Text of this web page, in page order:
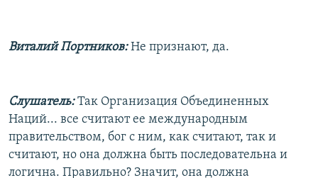
Виталий Портников:Не признают, да.
Слушатель:Так Организация Объединенных
Наций... все считают ее международным
правительством, бог с ним, как считают, так и
считают, но она должна быть последовательна и
логична. Правильно? Значит, она должна